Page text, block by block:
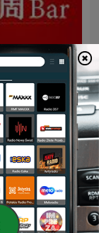
商周Bar